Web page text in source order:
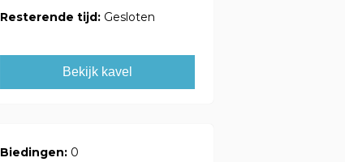
Resterende tijd: Gesloten
Bekijk kavel
Biedingen: 0